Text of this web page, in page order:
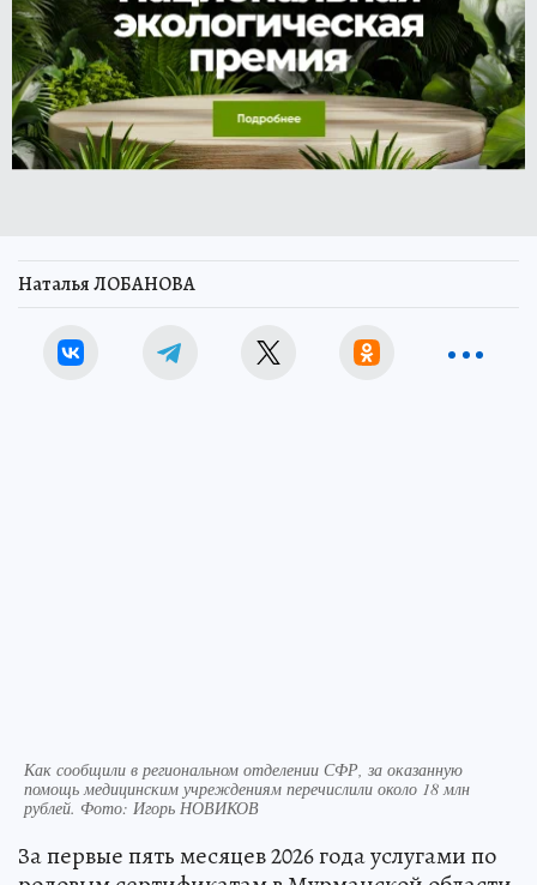
Наталья ЛОБАНОВА
Как сообщили в региональном отделении СФР, за оказанную
помощь медицинским учреждениям перечислили около 18 млн
рублей. Фото: Игорь НОВИКОВ
За первые пять месяцев 2026 года услугами по